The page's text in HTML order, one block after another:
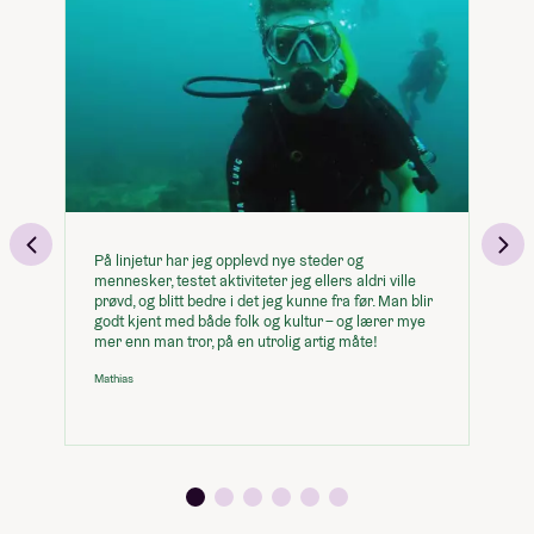
Åre
Åre
Varighet: 4-5 dager
Turer i nærområdet
Alle måltider (3-4 måltider hver dag,
inkl. tur og helg)
Studietur: Fellestur til Spania
Mat (3 måltider per dag)
Studietur: Australia og Thailand
Mat (3 måltider per dag)
Studietur: Surfecamp i Hoddevik
Mat (3 måltider per dag)
Internett
Vaskemaskin
Du kan legge til
(Huk av og se hvordan det påvirker prisen)
På linjetur har jeg opplevd nye steder og
mennesker, testet aktiviteter jeg ellers aldri ville
prøvd, og blitt bedre i det jeg kunne fra før. Man blir
godt kjent med både folk og kultur – og lærer mye
mer enn man tror, på en utrolig artig måte!
Mathias